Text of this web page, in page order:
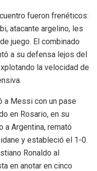
fueron frenéticos:
atacante argelino, les
juego. El combinado
a su defensa lejos del
la velocidad de
a Messi con un pase
en Rosario, en su
a Argentina, remató
y estableció el 1-0.
Ronaldo al
en anotar en cinco